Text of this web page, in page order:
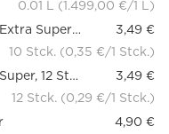
0.01 L (1.499,00 €/1 L)
Natracare Damenbinden Ultra Extra Super mit Flügeln, 10 Stück
3,49 €
10 Stck. (0,35 €/1 Stck.)
Natracare Ultra Damenbinden Super, 12 Stück
3,49 €
12 Stck. (0,29 €/1 Stck.)
4,90 €